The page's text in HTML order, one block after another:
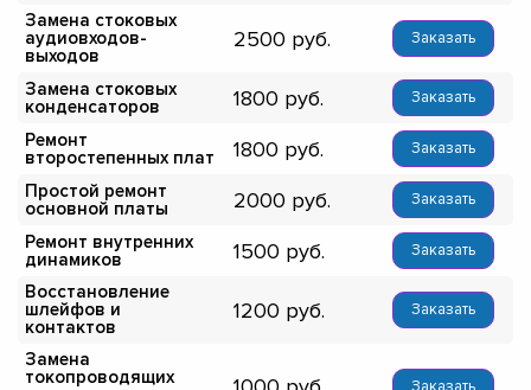
Замена стоковых
аудиовходов-
выходов
2500 Заказать
Замена стоковых
конденсаторов
1800 Заказать
Ремонт
второстепенных плат
1800 Заказать
Простой ремонт
основной платы
2000 Заказать
Ремонт внутренних
динамиков
1500 Заказать
Восстановление
шлейфов и
контактов
1200 Заказать
Замена
токопроводящих